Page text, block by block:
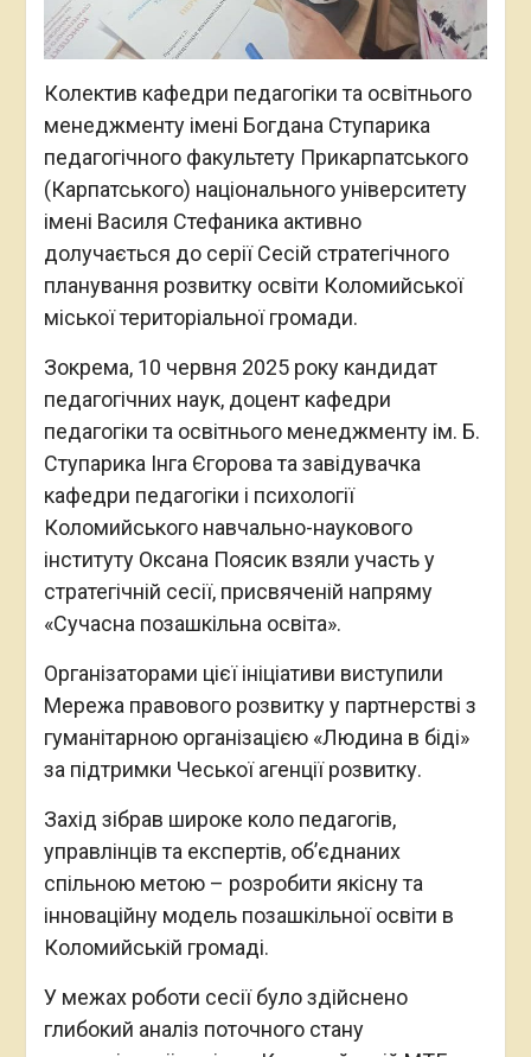
Колектив кафедри педагогіки та освітнього
менеджменту імені Богдана Ступарика
педагогічного факультету Прикарпатського
(Карпатського) національного університету
імені Василя Стефаника активно
долучається до серії Сесій стратегічного
планування розвитку освіти Коломийської
міської територіальної громади.
Зокрема, 10 червня 2025 року кандидат
педагогічних наук, доцент кафедри
педагогіки та освітнього менеджменту ім. Б.
Ступарика Інга Єгорова та завідувачка
кафедри педагогіки і психології
Коломийського навчально-наукового
інституту Оксана Поясик взяли участь у
стратегічній сесії, присвяченій напряму
«Сучасна позашкільна освіта».
Організаторами цієї ініціативи виступили
Мережа правового розвитку у партнерстві з
гуманітарною організацією «Людина в біді»
за підтримки Чеської агенції розвитку.
Захід зібрав широке коло педагогів,
управлінців та експертів, об’єднаних
спільною метою – розробити якісну та
інноваційну модель позашкільної освіти в
Коломийській громаді.
У межах роботи сесії було здійснено
глибокий аналіз поточного стану